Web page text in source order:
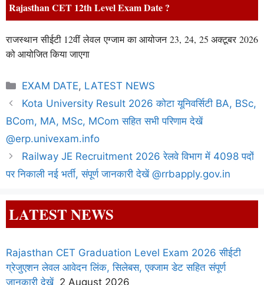
Rajasthan CET 12th Level Exam Date ?
राजस्थान सीईटी 12वीं लेवल एग्जाम का आयोजन 23, 24, 25 अक्टूबर 2026
को आयोजित किया जाएगा
Categories
EXAM DATE, LATEST NEWS
Kota University Result 2026 कोटा यूनिवर्सिटी BA, BSc,
BCom, MA, MSc, MCom सहित सभी परिणाम देखें
@erp.univexam.info
Railway JE Recruitment 2026 रेलवे विभाग में 4098 पदों
पर निकाली नई भर्ती, संपूर्ण जानकारी देखें @rrbapply.gov.in
LATEST NEWS
Rajasthan CET Graduation Level Exam 2026 सीईटी
ग्रेजुएशन लेवल आवेदन लिंक, सिलेबस, एक्जाम डेट सहित संपूर्ण
जानकारी देखें 2 August 2026